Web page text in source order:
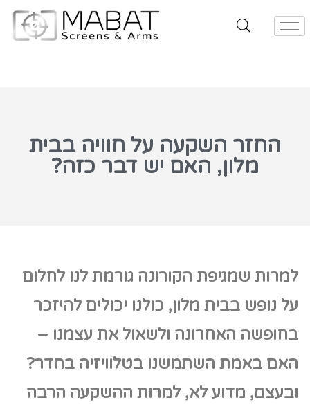
החזר השקעה על חוויה בבית
מלון, האם יש דבר כזה?
למרות שמגיפת הקורונה גורמת לנו לחלום
על נופש בבית מלון, כולנו יכולים להיזכר
בחופשה האחרונה ולשאול את עצמנו –
האם באמת השתמשנו בטלוויזיה בחדר?
ובעצם, מדוע לא, למרות ההשקעה הרבה